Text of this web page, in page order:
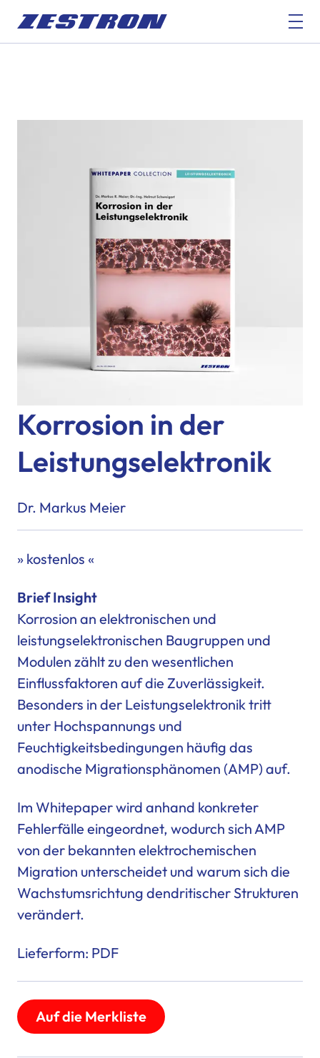
Korrosion in der
Leistungselektronik
Dr. Markus Meier
» kostenlos «
Brief Insight
Korrosion an elektronischen und
leistungselektronischen Baugruppen und
Modulen zählt zu den wesentlichen
Einflussfaktoren auf die Zuverlässigkeit.
Besonders in der Leistungselektronik tritt
unter Hochspannungs und
Feuchtigkeitsbedingungen häufig das
anodische Migrationsphänomen (AMP) auf.
Im Whitepaper wird anhand konkreter
Fehlerfälle eingeordnet, wodurch sich AMP
von der bekannten elektrochemischen
Migration unterscheidet und warum sich die
Wachstumsrichtung dendritischer Strukturen
verändert.
Lieferform: PDF
Auf die Merkliste